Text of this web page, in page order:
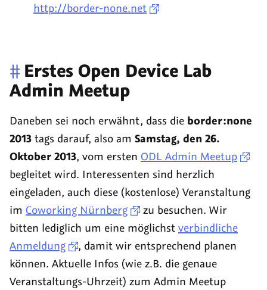
http://border-none.net
# Erstes Open Device Lab
Admin Meetup
Daneben sei noch erwähnt, dass die border:none
2013 tags darauf, also am Samstag, den 26.
Oktober 2013, vom ersten ODL Admin Meetup
begleitet wird. Interessenten sind herzlich
eingeladen, auch diese (kostenlose) Veranstaltung
im Coworking Nürnberg
zu besuchen. Wir
bitten lediglich um eine möglichst verbindliche
Anmeldung
, damit wir entsprechend planen
können. Aktuelle Infos (wie z.B. die genaue
Veranstaltungs-Uhrzeit) zum Admin Meetup